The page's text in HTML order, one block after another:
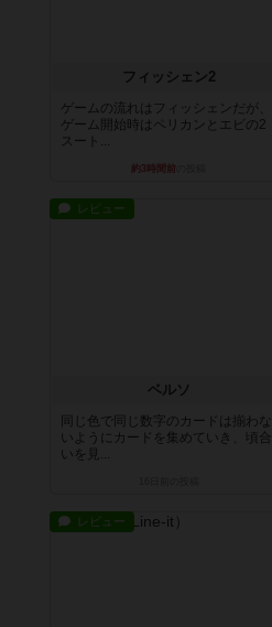
フィッシェン2
ゲームの流れはフィッシェンだが、
ゲーム開始時はペリカンとエビの2
スート...
約3時間前
レビュー
ベルソ
同じ色で同じ数字のカードは揃わな
いようにカードを集めていき、頃合
いを見...
レビュー